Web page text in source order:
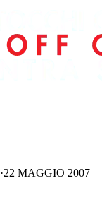
·22 MAGGIO 2007